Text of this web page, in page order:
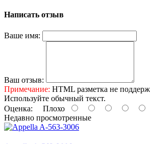
Написать отзыв
Ваше имя:
Ваш отзыв:
Примечание: HTML разметка не
Используйте обычный текст.
Оценка: Плохо
Недавно просмотренные